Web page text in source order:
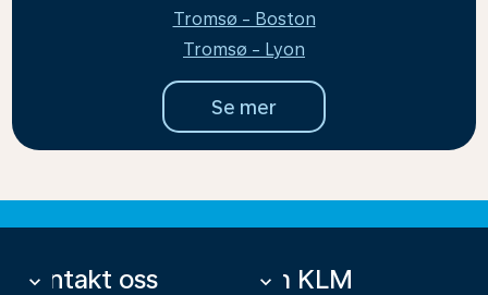
Tromsø - Boston
Tromsø - Lyon
Se mer
Kontakt oss
keyboard_arrow_down Om KLM
keyboard_arrow_down